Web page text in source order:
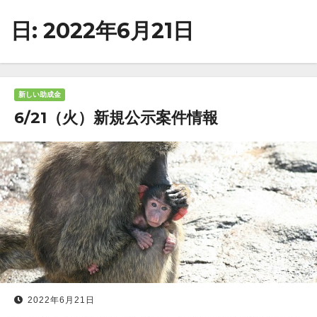
日: 2022年6月21日
新しい助成金
6/21（火）新規公示案件情報
2022年6月21日